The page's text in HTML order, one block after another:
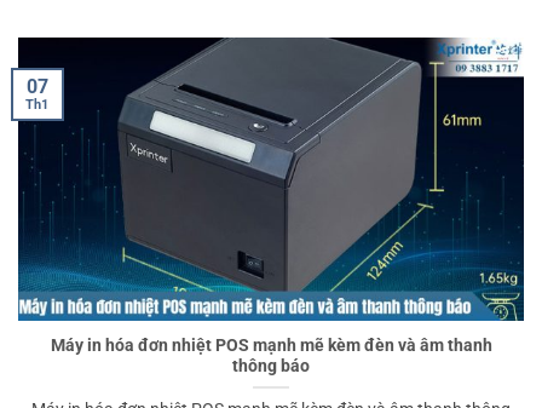
Máy in hóa đơn nhiệt POS mạnh mẽ kèm đèn và âm thanh
thông báo
07
Th1